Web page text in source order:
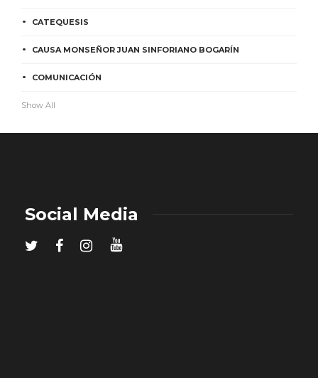
CATEQUESIS
CAUSA MONSEÑOR JUAN SINFORIANO BOGARÍN
COMUNICACIÓN
Show All
Social Media